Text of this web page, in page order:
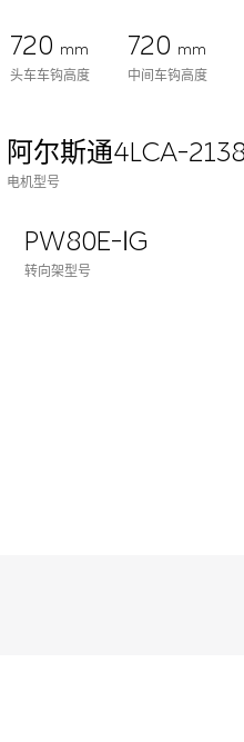
720 mm
头车车钩高度
720 mm
中间车钩高度
阿尔斯通4LCA-
电机型号
PW80E-ⅠG
转向架型号